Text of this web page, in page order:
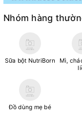
Nhóm hàng
Sữa bột NutriBorn
Mì,
Đồ dùng mẹ bé